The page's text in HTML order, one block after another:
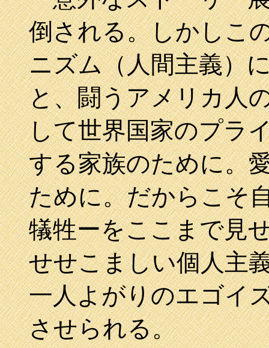
倒される。しかしこ
ニズム（人間主義）
と、闘うアメリカ人
して世界国家のプラ
する家族のために。
ために。だからこそ
犠牲ーをここまで見
せせこましい個人主
一人よがりのエゴイ
させられる。